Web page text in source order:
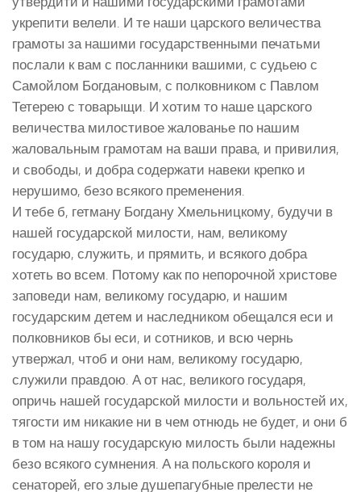
укрепити велели. И те наши царского величества
грамоты за нашими государственными печатьми
послали к вам с посланники вашими, с судьею с
Самойлом Богдановым, с полковником с Павлом
Тетерею с товарыщи. И хотим то наше царского
величества милостивое жалованье по нашим
жаловальным грамотам на ваши права, и привилия,
и свободы, и добра содержати навеки крепко и
нерушимо, безо всякого пременения.
И тебе б, гетману Богдану Хмельницкому, будучи в
нашей государской милости, нам, великому
государю, служить, и прямить, и всякого добра
хотеть во всем. Потому как по непорочной христове
заповеди нам, великому государю, и нашим
государским детем и наследником обещался еси и
полковников бы еси, и сотников, и всю чернь
утвержал, чтоб и они нам, великому государю,
служили правдою. А от нас, великого государя,
опричь нашей государской милости и вольностей их,
тягости им никакие ни в чем отнюдь не будет, и они б
в том на нашу государскую милость были надежны
безо всякого сумнения. А на польского короля и
сенаторей, его злые душепагубные прелести не